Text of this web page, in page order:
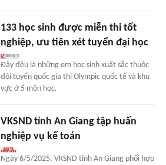
133 học sinh được miễn thi tốt
nghiệp, ưu tiên xét tuyển đại học
Đây đều là những em học sinh xuất sắc thuộc
đội tuyển quốc gia thi Olympic quốc tế và khu
vực ở 5 môn học.
VKSND tỉnh An Giang tập huấn
nghiệp vụ kế toán
Ngày 6/5/2025, VKSND tỉnh An Giang phối hợp